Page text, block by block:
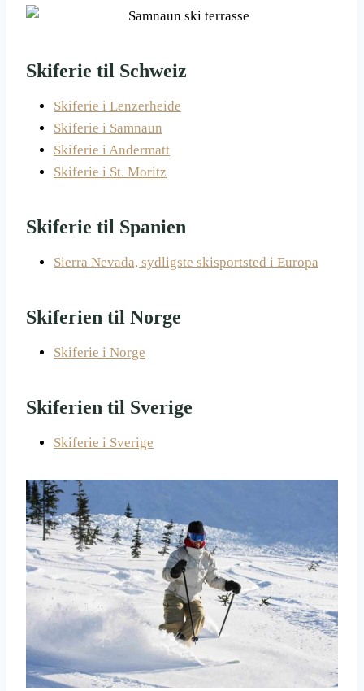
Skiferie til Schweiz
Skiferie i Lenzerheide
Skiferie i Samnaun
Skiferie i Andermatt
Skiferie i St. Moritz
Skiferie til Spanien
Sierra Nevada, sydligste skisportsted i Europa
Skiferien til Norge
Skiferie i Norge
Skiferien til Sverige
Skiferie i Sverige